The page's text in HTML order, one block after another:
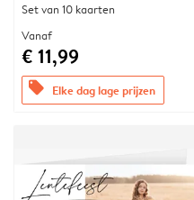
Set van 10 kaarten
Vanaf
€ 11,99
offers Elke dag lage prijzen